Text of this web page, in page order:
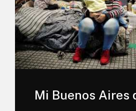
Mi Buenos Aires